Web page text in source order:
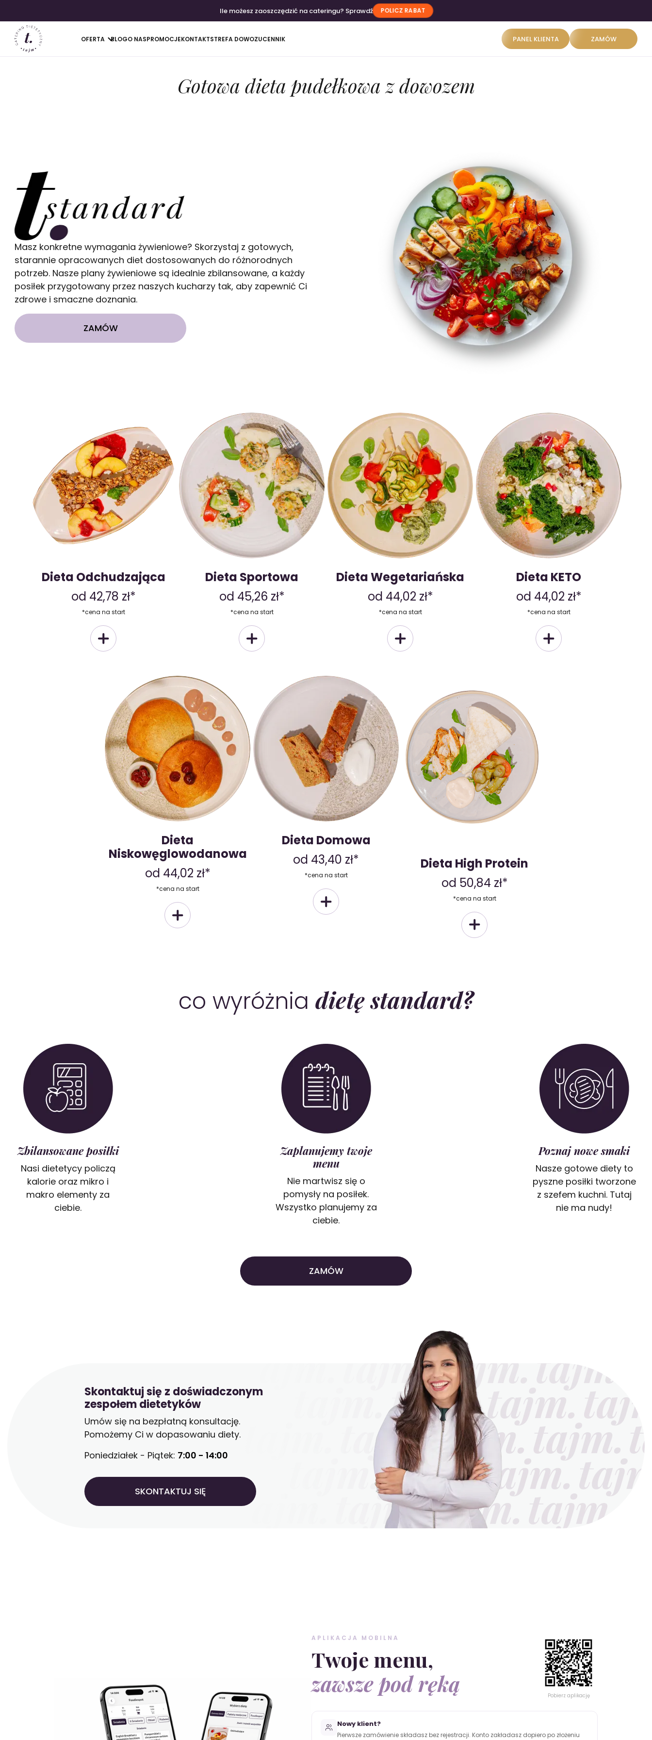
Ile możesz zaoszczędzić na cateringu? Sprawdź POLICZ RABAT
OFERTA
GOTOWA DIETA WYBÓR MENU PAKIETY MEDYCZNE
BLOGO NASPROMOCJEKONTAKTSTREFA DOWOZUCENNIK PANEL KLIENTA ZAMÓW
Gotowa dieta pudełkowa z dowozem
Masz konkretne wymagania żywieniowe? Skorzystaj z gotowych,
starannie opracowanych diet dostosowanych do różnorodnych
potrzeb. Nasze plany żywieniowe są idealnie zbilansowane, a każdy
posiłek przygotowany przez naszych kucharzy tak, aby zapewnić Ci
zdrowe i smaczne doznania.
ZAMÓW
Dieta Odchudzająca
od 42,78 zł*
*cena na start
Dieta Sportowa
od 45,26 zł*
*cena na start
Dieta Wegetariańska
od 44,02 zł*
*cena na start
Dieta KETO
od 44,02 zł*
*cena na start
Dieta
Niskowęglowodanowa
od 44,02 zł*
*cena na start
Dieta Domowa
od 43,40 zł*
*cena na start
Dieta High Protein
od 50,84 zł*
*cena na start
co wyróżnia dietę standard?
Zbilansowane posiłki
Nasi dietetycy policzą
kalorie oraz mikro i
makro elementy za
ciebie.
Zaplanujemy twoje
menu
Nie martwisz się o
pomysły na posiłek.
Wszystko planujemy za
ciebie.
Poznaj nowe smaki
Nasze gotowe diety to
pyszne posiłki tworzone
z szefem kuchni. Tutaj
nie ma nudy!
ZAMÓW
Skontaktuj się z doświadczonym
zespołem dietetyków
Umów się na bezpłatną konsultację.
Pomożemy Ci w dopasowaniu diety.
Poniedziałek - Piątek: 7:00 - 14:00
SKONTAKTUJ SIĘ
APLIKACJA MOBILNA
Twoje menu,
zawsze pod ręką
Pobierz aplikację
Nowy klient?
Pierwsze zamówienie składasz bez rejestracji. Konto zakładasz dopiero po złożeniu